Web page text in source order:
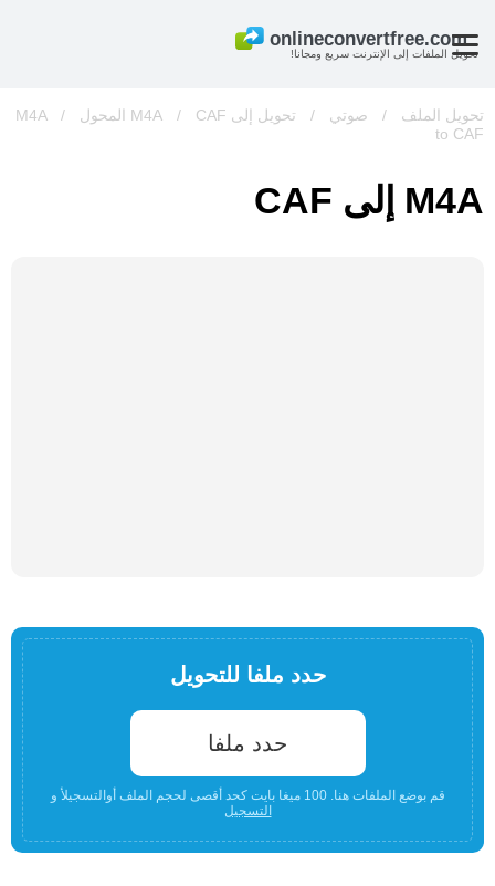
تحويل الملفات إلى الإنترنت سريع ومجانا!
تحويل الملف / صوتي / تحويل إلى M4A / CAF المحول /
M4A
to CAF
M4A إلى CAF
حدد ملفا للتحويل
حدد ملفا
قم بوضع الملفات هنا. 100 ميغا بايت كحد أقصى لحجم الملف أوالتسجيلأ و
التسجيل